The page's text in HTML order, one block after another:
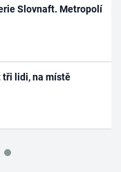
Slovnaft. Metropolí
tři lidi, na místě